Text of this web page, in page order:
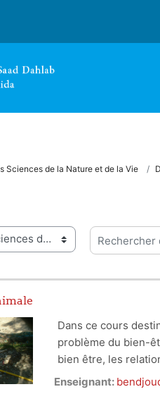
Sciences de la Nature et de la Vie
Rechercher
Dans ce cours
problème du bien-
bien être, les
Enseignant: